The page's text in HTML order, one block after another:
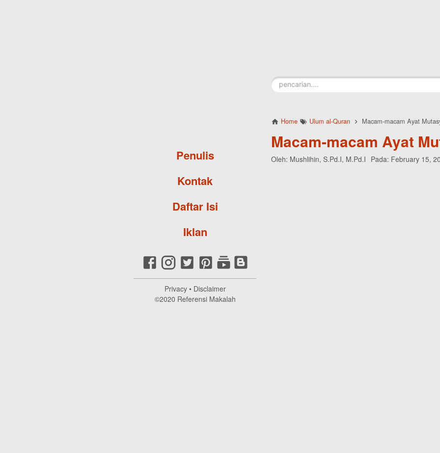
Penulis
Kontak
Daftar Isi
Iklan
Privacy• Disclaimer
©2020 Referensi Makalah
Home Ulum al-Quran Macam-macam Ayat
Macam-macam Ayat
Oleh: Mushlihin, S.Pd.I, M.Pd.I Pada: February 15,